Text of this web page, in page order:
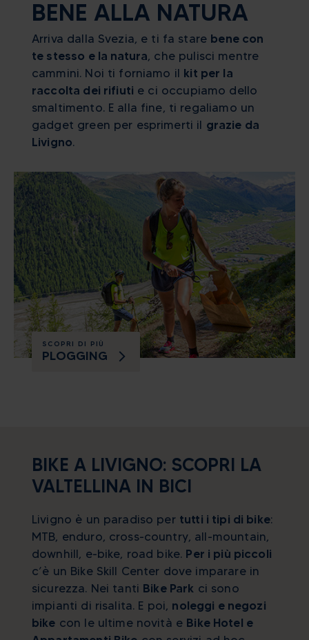
SCOPRI DI PIÙ
PLOGGING
BENE ALLA NATURA
Arriva dalla Svezia, e ti fa stare bene con
te stesso e la natura, che pulisci mentre
cammini. Noi ti forniamo il kit per la
raccolta dei rifiuti e ci occupiamo dello
smaltimento. E alla fine, ti regaliamo un
gadget green per esprimerti il grazie da
Livigno.
BIKE A LIVIGNO: SCOPRI LA
VALTELLINA IN BICI
Livigno è un paradiso per tutti i tipi di bike:
MTB, enduro, cross-country, all-mountain,
downhill, e-bike, road bike. Per i più piccoli
c’è un Bike Skill Center dove imparare in
sicurezza. Nei tanti Bike Park ci sono
impianti di risalita. E poi, noleggi e negozi
bike con le ultime novità e Bike Hotel e